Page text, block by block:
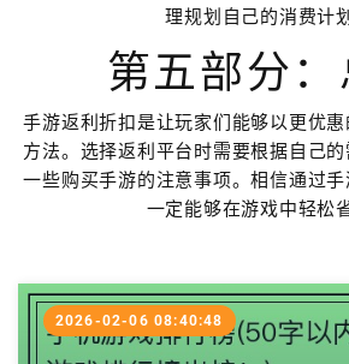
理规划自己的消费计划
第五部分：
手游返利折扣是让玩家们能够以更优
方法。选择返利平台时需要根据自己
一些购买手游的注意事项。相信通过
一定能够在游戏中轻松
2026-02-06 08:40:48